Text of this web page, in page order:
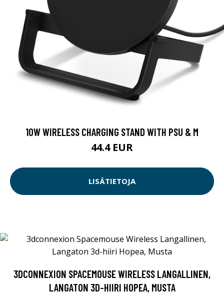
10W WIRELESS CHARGING STAND WITH PSU & M
44.4 EUR
LISÄTIETOJA
3DCONNEXION SPACEMOUSE WIRELESS LANGALLINEN,
LANGATON 3D-HIIRI HOPEA, MUSTA